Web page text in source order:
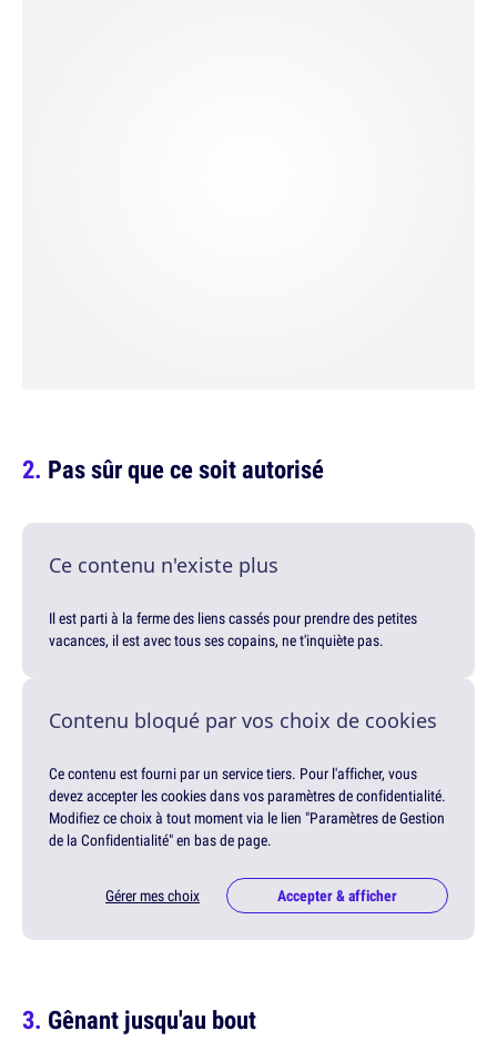
Pas sûr que ce soit autorisé
Ce contenu n'existe plus
Il est parti à la ferme des liens cassés pour prendre des petites
vacances, il est avec tous ses copains, ne t'inquiète pas.
Contenu bloqué par vos choix de cookies
Ce contenu est fourni par un service tiers. Pour l'afficher, vous
devez accepter les cookies dans vos paramètres de confidentialité.
Modifiez ce choix à tout moment via le lien "Paramètres de Gestion
de la Confidentialité" en bas de page.
Gérer mes choix Accepter & afficher
Gênant jusqu'au bout